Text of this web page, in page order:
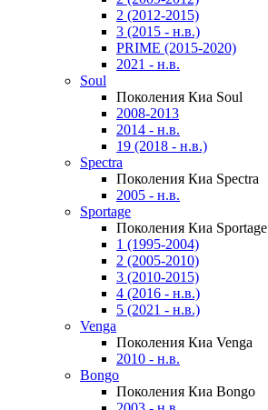
2 (2012-2015)
3 (2015 - н.в.)
PRIME (2015-2020)
2021 - н.в.
Soul
Поколения Киа Soul
2008-2013
2014 - н.в.
19 (2018 - н.в.)
Spectra
Поколения Киа Spectra
2005 - н.в.
Sportage
Поколения Киа Sportage
1 (1995-2004)
2 (2005-2010)
3 (2010-2015)
4 (2016 - н.в.)
5 (2021 - н.в.)
Venga
Поколения Киа Venga
2010 - н.в.
Bongo
Поколения Киа Bongo